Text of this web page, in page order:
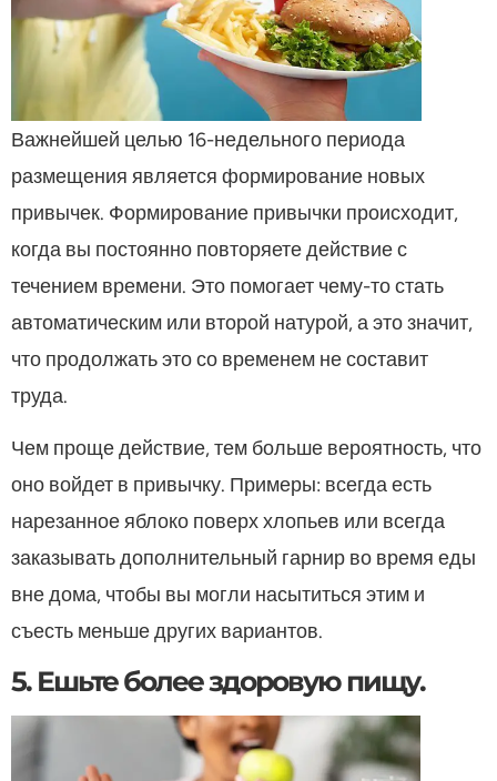
Важнейшей целью 16-недельного периода
размещения является формирование новых
привычек. Формирование привычки происходит,
когда вы постоянно повторяете действие с
течением времени. Это помогает чему-то стать
автоматическим или второй натурой, а это значит,
что продолжать это со временем не составит
труда.
Чем проще действие, тем больше вероятность, что
оно войдет в привычку. Примеры: всегда есть
нарезанное яблоко поверх хлопьев или всегда
заказывать дополнительный гарнир во время еды
вне дома, чтобы вы могли насытиться этим и
съесть меньше других вариантов.
5. Ешьте более здоровую пищу.